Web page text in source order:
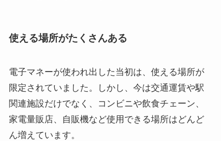
使える場所がたくさんある
電子マネーが使われ出した当初は、使える場所が
限定されていました。しかし、今は交通運賃や駅
関連施設だけでなく、コンビニや飲食チェーン、
家電量販店、自販機など使用できる場所はどんど
ん増えています。